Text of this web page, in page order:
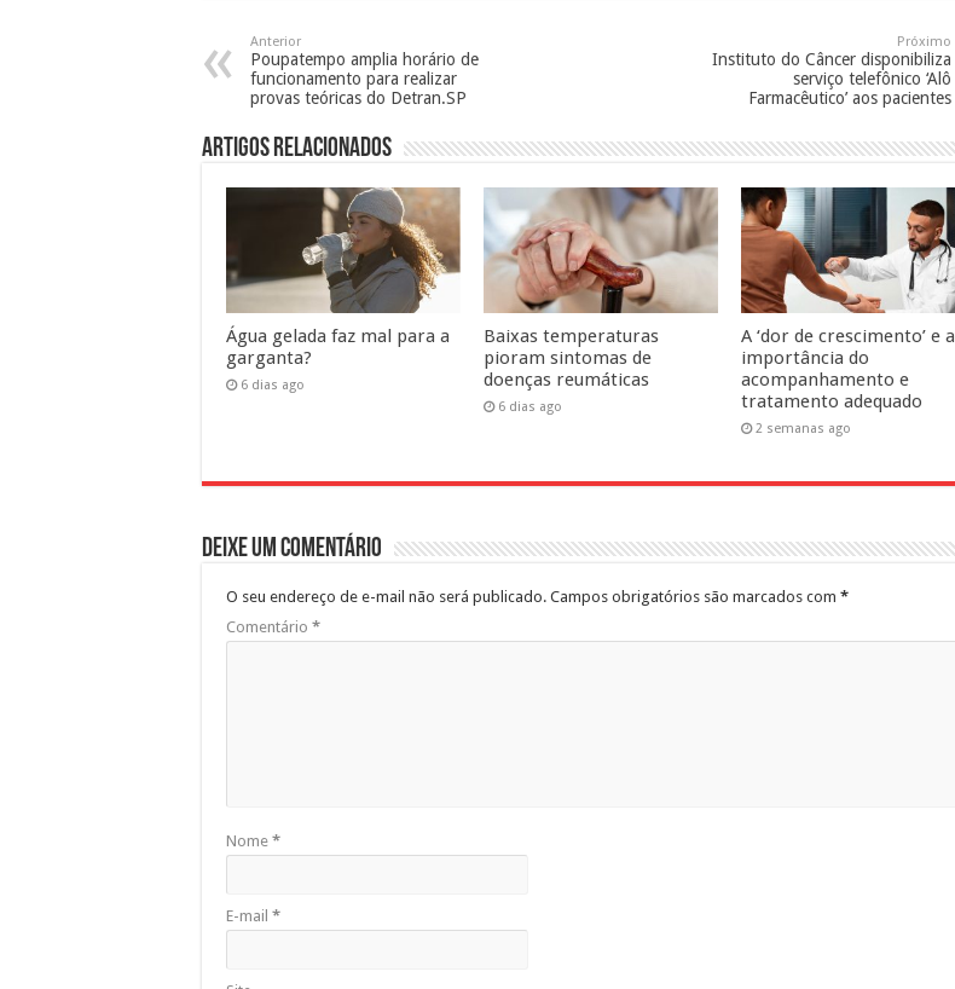
Anterior
Poupatempo amplia horário de
funcionamento para realizar
provas teóricas do Detran.SP
Próximo
Instituto do Câncer disponibiliza
serviço telefônico ‘Alô
Farmacêutico’ aos pacientes
Artigos Relacionados
Água gelada faz mal para a
garganta?
6 dias ago
Baixas temperaturas
pioram sintomas de
doenças reumáticas
6 dias ago
A ‘dor de crescimento’ e a
importância do
acompanhamento e
tratamento adequado
2 semanas ago
Deixe um comentário
O seu endereço de e-mail não será publicado. Campos obrigatórios são marcados com *
Comentário *
Nome *
E-mail *